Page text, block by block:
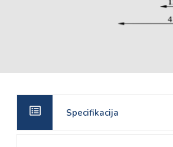
Specifikacija